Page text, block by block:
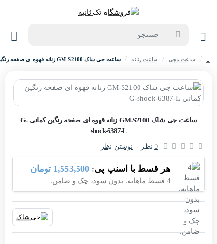
ساعت مچی ساعت زنانه ساعت جی شاک GM-S2100 زنانه قهوه ای صفحه رنگین کمانی G-shock-6387-L
حراج
ساعت جی شاک GM-S2100 زنانه قهوه ای صفحه رنگین کمانی G-
shock-6387-L
هر قسط با اسنپ پی: 1,553,500 تومان
4 قسط ماهانه. بدون سود، چک و ضامن.
0 نظر - نوشتن نظر